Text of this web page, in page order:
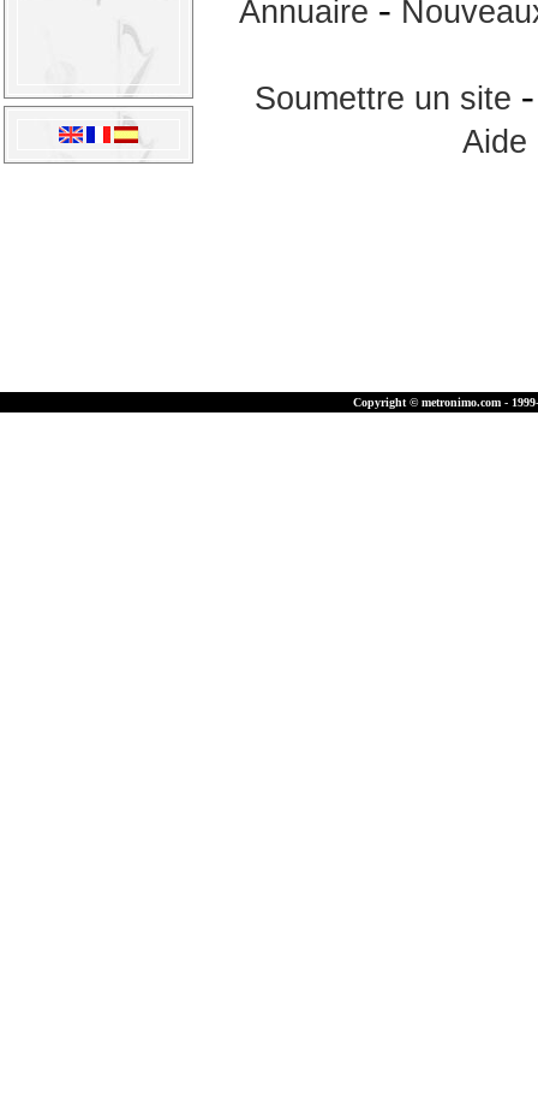
Annuaire -
Soumettre un site
Aide
Copyright © metronimo.com -